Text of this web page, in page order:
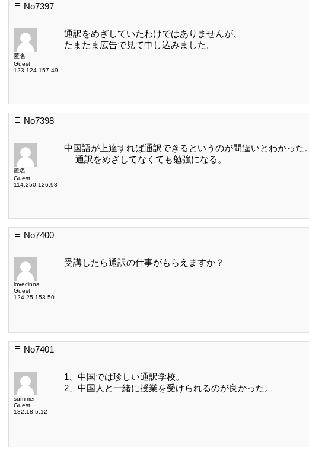
No7397
匿名
Guest
123.124.157.49
通訳をめざしていたわけではありませんが、
たまたま広告で見て申し込みました。
No7398
匿名
Guest
114.250.126.98
中国語が上達すれば通訳できるというのが間違いとわかった。
通訳をめざしてなくても勉強になる。
No7400
lovecinna
Guest
124.25.153.50
受講したら通訳の仕事がもらえますか？
No7401
summer
Guest
182.18.5.12
1、中国では珍しい通訳学校。
2、中国人と一緒に授業を受けられるのが良かった。